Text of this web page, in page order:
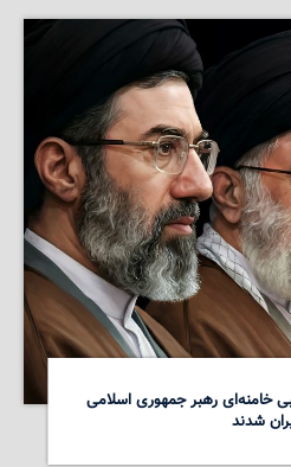
خامنه‌ای رهبر جمهوری اسلامی
شدند